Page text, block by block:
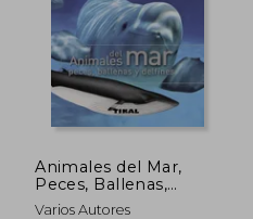
Animales del Mar,
Peces, Ballenas,
Delfines
Varios Autores